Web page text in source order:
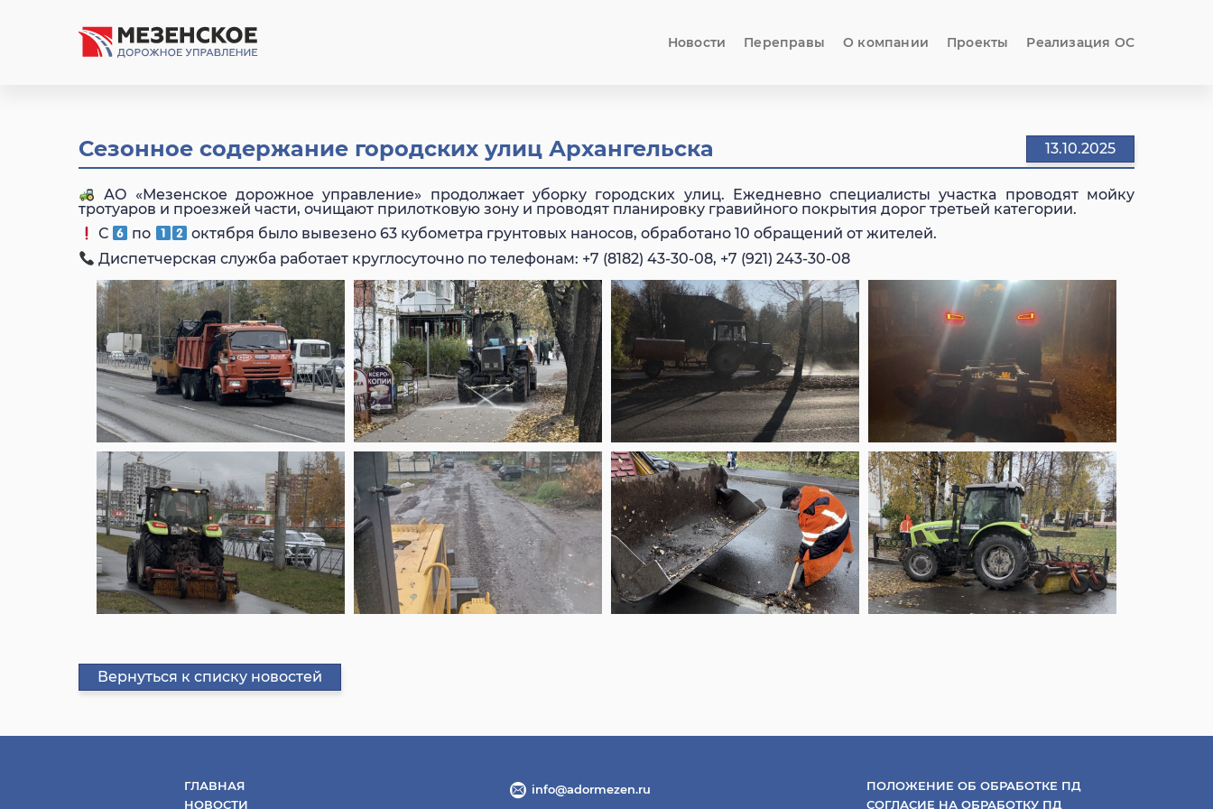
Новости Переправы О компании Проекты Реализация ОС
Сезонное содержание городских улиц Архангельска 13.10.2025
АО «Мезенское дорожное управление» продолжает уборку городских улиц. Ежедневно специалисты участка проводят мойку
тротуаров и проезжей части, очищают прилотковую зону и проводят планировку гравийного покрытия дорог третьей категории.
С
по
октября было вывезено 63 кубометра грунтовых наносов, обработано 10 обращений от жителей.
Диспетчерская служба работает круглосуточно по телефонам: +7 (8182) 43-30-08, +7 (921) 243-30-08
Вернуться к списку новостей
ГЛАВНАЯ
НОВОСТИ
info@adormezen.ru
ПОЛОЖЕНИЕ ОБ ОБРАБОТКЕ ПД
СОГЛАСИЕ НА ОБРАБОТКУ ПД